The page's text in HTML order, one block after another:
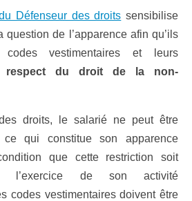
Défenseur des droits sensibilise
question de l’apparence afin qu’ils
codes vestimentaires et leurs
respect du droit de la non-
droits, le salarié ne peut être
ce qui constitue son apparence
que cette restriction soit
l’exercice de son activité
codes vestimentaires doivent être